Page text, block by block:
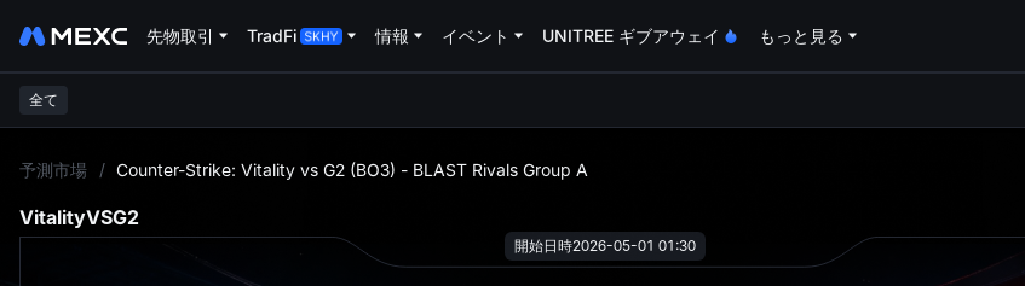
先物取引 TradFi 情報 イベント UNITREE ギブアウェイ もっと見る
全て
予測市場 / Counter-Strike: Vitality vs G2 (BO3) - BLAST Rivals Group A
VitalityVSG2
開始日時2026-05-01 01:30